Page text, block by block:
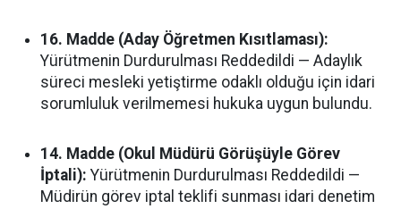
16. Madde (Aday Öğretmen Kısıtlaması):
Yürütmenin Durdurulması Reddedildi — Adaylık
süreci mesleki yetiştirme odaklı olduğu için idari
sorumluluk verilmemesi hukuka uygun bulundu.
14. Madde (Okul Müdürü Görüşüyle Görev
İptali): Yürütmenin Durdurulması Reddedildi —
Müdirün görev iptal teklifi sunması idari denetim